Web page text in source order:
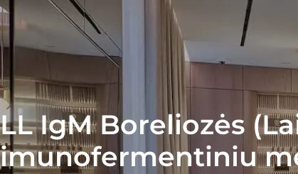
LL IgM Boreliozės
imunofermentiniu